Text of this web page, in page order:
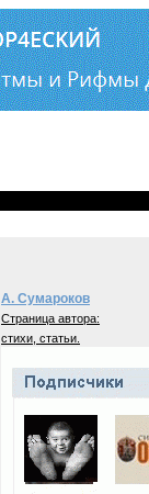
А. Сумароков
Страница автора:
стихи, статьи.